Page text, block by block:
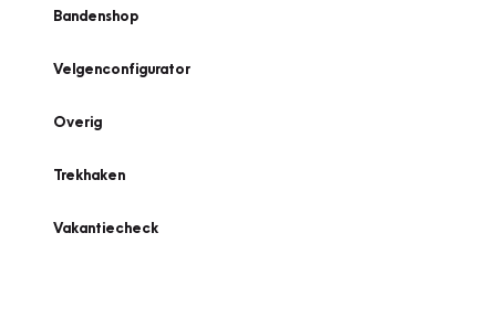
Bandenshop
Velgenconfigurator
Overig
Trekhaken
Vakantiecheck